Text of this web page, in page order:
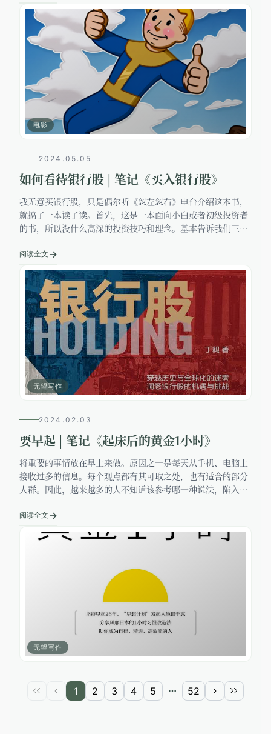
电影
无望写作
2024.05.05
如何看待银行股 | 笔记《买入银行股》
我无意买银行股，只是偶尔听《忽左忽右》电台介绍这本书，
就搞了一本读了读。首先，这是一本面向小白或者初级投资者
的书，所以没什么高深的投资技巧和理念。基本告诉我们三件
投资。当然除此之外，还涉
阅读全文 →
无望写作
2024.02.03
要早起 | 笔记《起床后的黄金1小时》
将重要的事情放在早上来做。原因之一是每天从手机、电脑上
接收过多的信息。每个观点都有其可取之处，也有适合的部分
人群。因此，越来越多的人不知道该参考哪一种说法，陷入选
序。 所以要在早起最
阅读全文 →
1 2 3 4 5 52